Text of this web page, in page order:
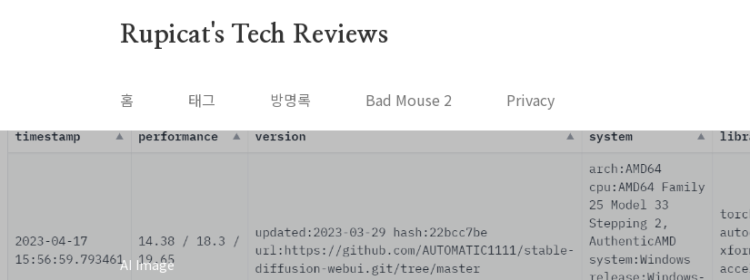
Rupicat's Tech Reviews
홈 태그 방명록 Bad Mouse 2 Privacy
AI Image